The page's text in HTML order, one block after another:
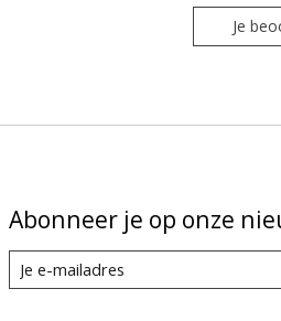
Je
Abonneer je op onze